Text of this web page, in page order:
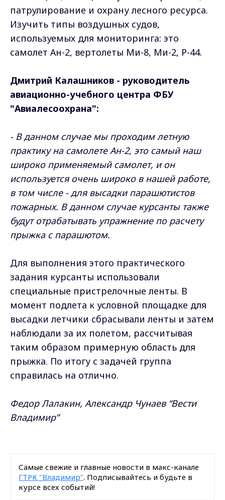
патрулирование и охрану лесного ресурса.
Изучить типы воздушных судов,
используемых для мониторинга: это
самолет Ан-2, вертолеты Ми-8, Ми-2, Р-44.
Дмитрий Калашников - руководитель
авиационно-учебного центра ФБУ
"Авиалесоохрана":
- В данном случае мы проходим летную
практику на самолете Ан-2, это самый наш
широко применяемый самолет, и он
используется очень широко в нашей работе,
в том числе - для высадки парашютистов
пожарных. В данном случае курсанты также
будут отрабатывать упражнение по расчету
прыжка с парашютом.
Для выполнения этого практического
задания курсанты использовали
специальные пристрелочные ленты. В
момент подлета к условной площадке для
высадки летчики сбрасывали ленты и затем
наблюдали за их полетом, рассчитывая
таким образом примерную область для
прыжка. По итогу с задачей группа
справилась на отлично.
Федор Лалакин, Александр Чунаев “Вести
Владимир”
Самые свежие и главные новости в макс-канале
ГТРК "Владимир". Подписывайтесь и будьте в
курсе всех событий!